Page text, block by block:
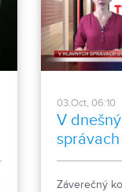
03.Oct, 06:10
V
Záverečný